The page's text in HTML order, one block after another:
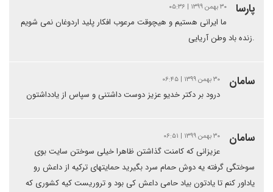
پارسا ۳۰ بهمن ۱۳۹۹ | ۰۵:۳۶
ما ایرانی هستیم و هیچوقت مرعوب افکار پلید اردوغان نمی شویم
.زنده باد وطن آریایی
سامان ۳۰ بهمن ۱۳۹۹ | ۰۶:۴۵
درود بر دکتر خدیو عزیز دوست داشتنی و سپاس از یادداشتون
سامان ۳۰ بهمن ۱۳۹۹ | ۰۶:۵۱
عزیزانی که کامنت گذاشتن ظاهرا خیلی سوختن سایت بوی
سوختگی گرفته یه دوش حمام سرد بگیرید حمایتهای ترکیه از داعش رو
یاداور کنم تا یادتون بیاد حامی داعش کی بود و تروریست کیه کشوری که